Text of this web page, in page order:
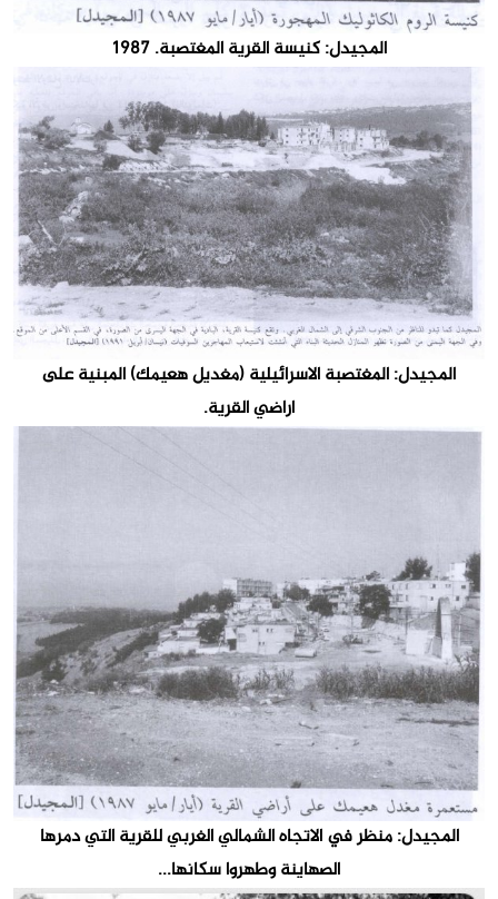
المجيدل: كنيسة القرية المغتصبة. 1987
المجيدل: المغتصبة الاسرائيلية (مغديل هعيمك) المبنية على
اراضي القرية.
المجيدل: منظر في الاتجاه الشمالي الغربي للقرية التي دمرها
الصهاينة وطهروا سكانها...